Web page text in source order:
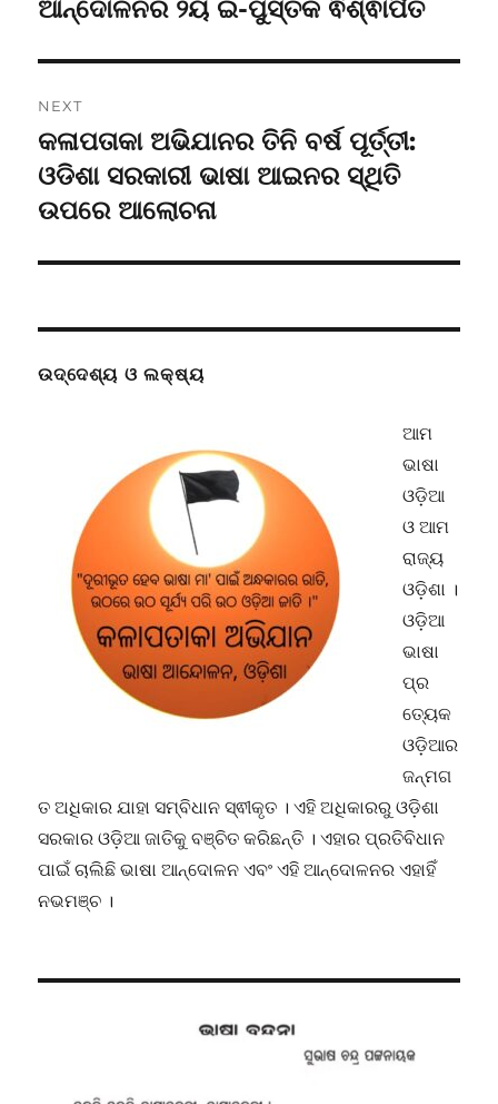
ଆନ୍ଦୋଳନର ୨ୟ ଇ-ପୁସ୍ତକ ଵିଶ୍ଵାର୍ପିତ
NEXT
Next
post:
କଳାପତାକା ଅଭିଯାନର ତିନି ବର୍ଷ ପୂର୍ତ୍ତୀ:
ଓଡିଶା ସରକାରୀ ଭାଷା ଆଇନର ସ୍ଥିତି
ଉପରେ ଆଲୋଚନା
ଉଦ୍ଦେଶ୍ୟ ଓ ଲକ୍ଷ୍ୟ
ଆମ
ଭାଷା
ଓଡ଼ିଆ
ଓ ଆମ
ରାଜ୍ୟ
ଓଡ଼ିଶା ।
ଓଡ଼ିଆ
ଭାଷା
ପ୍ର
ତ୍ୟେକ
ଓଡ଼ିଆର
ଜନ୍ମଗ
ତ ଅଧିକାର ଯାହା ସମ୍ବିଧାନ ସ୍ଵୀକୃତ । ଏହି ଅଧିକାରରୁ ଓଡ଼ିଶା
ସରକାର ଓଡ଼ିଆ ଜାତିକୁ ବଞ୍ଚିତ କରିଛନ୍ତି । ଏହାର ପ୍ରତିବିଧାନ
ପାଇଁ ଚାଲିଛି ଭାଷା ଆନ୍ଦୋଳନ ଏବଂ ଏହି ଆନ୍ଦୋଳନର ଏହାହିଁ
ନଭମଞ୍ଚ ।